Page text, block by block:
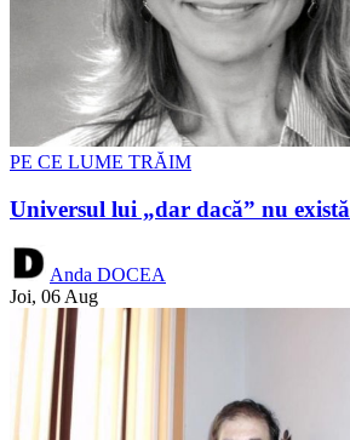
PE CE LUME TRĂIM
Universul lui „dar dacă” nu există
Anda DOCEA
Joi, 06 Aug